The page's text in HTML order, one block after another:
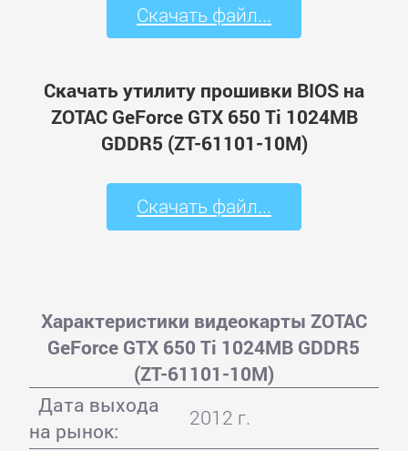
Скачать файл...
Скачать утилиту прошивки BIOS на
ZOTAC GeForce GTX 650 Ti 1024MB
GDDR5 (ZT-61101-10M)
Скачать файл...
Характеристики видеокарты ZOTAC
GeForce GTX 650 Ti 1024MB GDDR5
(ZT-61101-10M)
Дата выхода
на рынок:
2012 г.